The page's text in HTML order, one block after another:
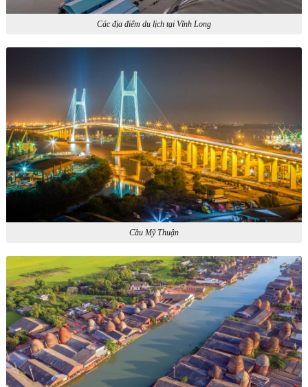
Các địa điểm du lịch tại Vĩnh Long
Cầu Mỹ Thuận